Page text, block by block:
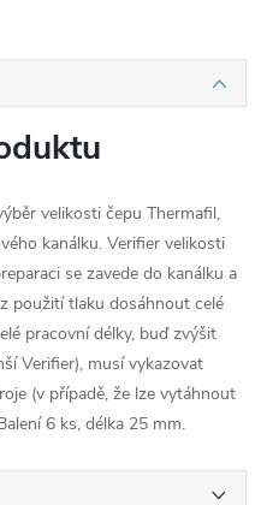
velikosti čepu Thermafil,
kanálku. Verifier velikosti
se zavede do kanálku a
použití tlaku dosáhnout celé
pracovní délky, buď zvýšit
Verifier), musí vykazovat
(v případě, že lze vytáhnout
6 ks, délka 25 mm.